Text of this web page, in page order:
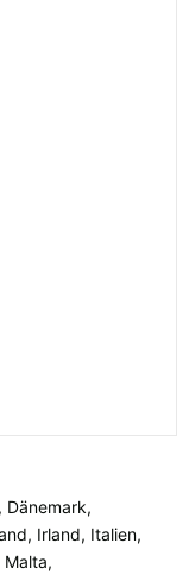
Dänemark,
Irland, Italien,